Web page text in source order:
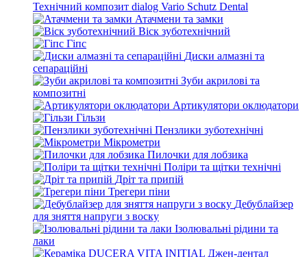
Технічний композит dialog Vario Schutz Dental
Атачмени та замки
Віск зуботехнічний
Гіпс
Диски алмазні та
сепараційні
Зуби акрилові та
композитні
Артикулятори оклюдатори
Гільзи
Пензлики зуботехнічні
Мікрометри
Пилочки для лобзика
Поліри та щітки технічні
Дріт та припій
Трегери піни
Дебублайзер
для зняття напруги з воску
Ізолювальні рідини та
лаки